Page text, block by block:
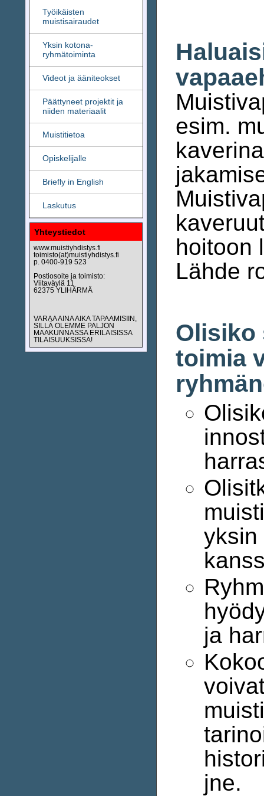
Työikäisten
muistisairaudet
Yksin kotona-
ryhmätoiminta
Videot ja ääniteokset
Päättyneet projektit ja
niiden materiaalit
Muistitietoa
Opiskelijalle
Briefly in English
Laskutus
Yhteystiedot
www.muistiyhdistys.fi
toimisto(at)muistiyhdistys.fi
p. 0400-919 523
Postiosoite ja toimisto:
Viitaväylä 11
62375 YLIHÄRMÄ
VARAA AINA AIKA TAPAAMISIIN,
SILLÄ OLEMME PALJON
MAAKUNNASSA ERILAISISSA
TILAISUUKSISSA!
esim.
hoitoon
Lähde
Olisiko
toimia
yksin
ja
jne.